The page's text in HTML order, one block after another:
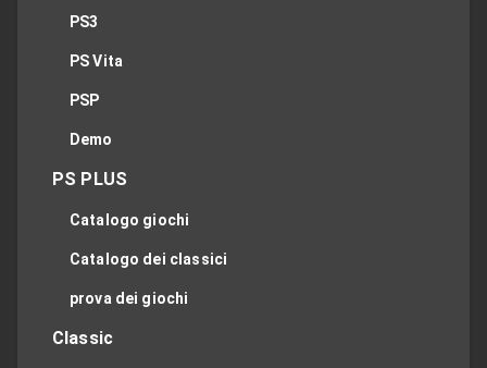
PS3
PS Vita
PSP
Demo
PS PLUS
Catalogo giochi
Catalogo dei classici
prova dei giochi
Classic